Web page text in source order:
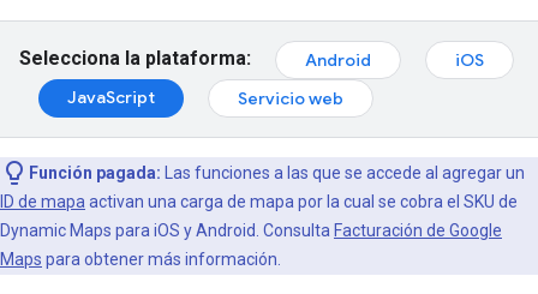
Selecciona la plataforma: Android
iOS
JavaScript
Servicio web
Función pagada: Las funciones a las que se accede al agregar un
ID de mapa activan una carga de mapa por la cual se cobra el SKU de
Dynamic Maps para iOS y Android. Consulta Facturación de Google
Maps para obtener más información.